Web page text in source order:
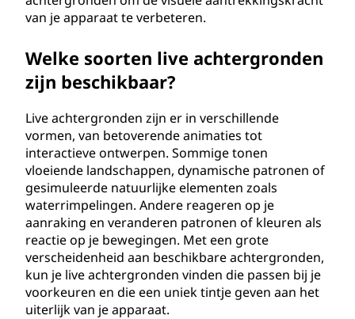
van je apparaat te verbeteren.
Welke soorten live achtergronden
zijn beschikbaar?
Live achtergronden zijn er in verschillende
vormen, van betoverende animaties tot
interactieve ontwerpen. Sommige tonen
vloeiende landschappen, dynamische patronen of
gesimuleerde natuurlijke elementen zoals
waterrimpelingen. Andere reageren op je
aanraking en veranderen patronen of kleuren als
reactie op je bewegingen. Met een grote
verscheidenheid aan beschikbare achtergronden,
kun je live achtergronden vinden die passen bij je
voorkeuren en die een uniek tintje geven aan het
uiterlijk van je apparaat.